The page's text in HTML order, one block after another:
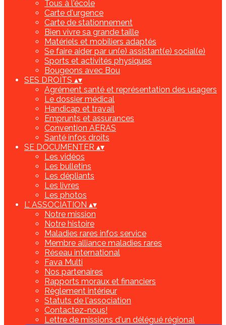
Tous à l'école
Carte d'urgence
Carte de stationnement
Bien vivre sa grande taille
Matériels et mobiliers adaptés
Se faire aider par un(e) assistant(e) social(e)
Sports et activités physiques
Bougeons avec Bou
SES DROITS ▴▾
Agrément santé et représentation des usagers
Le dossier médical
Handicap et travail
Emprunts et assurances
Convention AERAS
Santé infos droits
SE DOCUMENTER ▴▾
Les vidéos
Les bulletins
Les dépliants
Les livres
Les photos
L' ASSOCIATION ▴▾
Notre mission
Notre histoire
Maladies rares infos service
Membre alliance maladies rares
Réseau international
Fava Multi
Nos partenaires
Rapports moraux et financiers
Règlement intérieur
Statuts de l'association
Contactez-nous!
Lettre de missions d'un délégué régional